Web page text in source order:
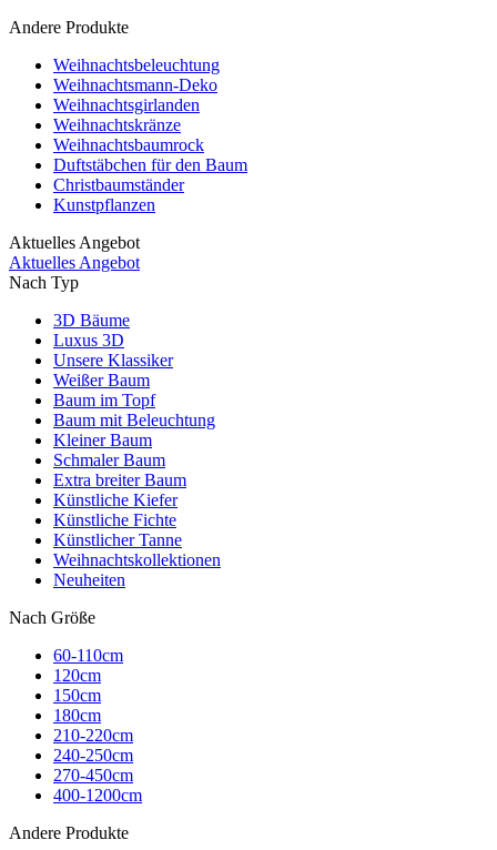
Andere Produkte
Weihnachtsbeleuchtung
Weihnachtsmann-Deko
Weihnachtsgirlanden
Weihnachtskränze
Weihnachtsbaumrock
Duftstäbchen für den Baum
Christbaumständer
Kunstpflanzen
Aktuelles Angebot
Aktuelles Angebot
Nach Typ
3D Bäume
Luxus 3D
Unsere Klassiker
Weißer Baum
Baum im Topf
Baum mit Beleuchtung
Kleiner Baum
Schmaler Baum
Extra breiter Baum
Künstliche Kiefer
Künstliche Fichte
Künstlicher Tanne
Weihnachtskollektionen
Neuheiten
Nach Größe
60-110cm
120cm
150cm
180cm
210-220cm
240-250cm
270-450cm
400-1200cm
Andere Produkte